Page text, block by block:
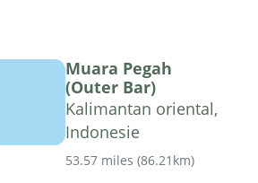
Muara Pegah
(Outer Bar)
Kalimantan oriental,
Indonesie
53.57 miles (86.21km)